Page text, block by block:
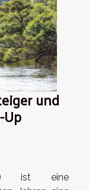
und
ist eine